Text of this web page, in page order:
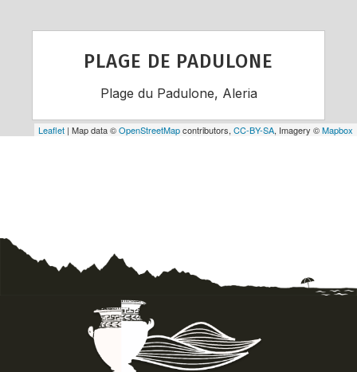
Leaflet | Map data ©OpenStreetMapcontributors, CC-BY-SA, Imagery ©Mapbox
PLAGE DE PADULONE
Plage du Padulone, Aleria